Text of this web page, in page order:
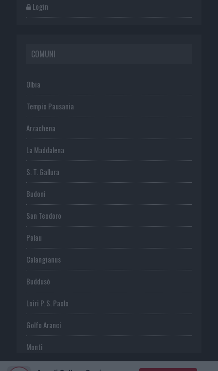
Login
COMUNI
Olbia
Tempio Pausania
Arzachena
La Maddalena
S. T. Gallura
Budoni
San Teodoro
Palau
Calangianus
Buddusò
Loiri P. S. Paolo
Golfo Aranci
Monti
Telti